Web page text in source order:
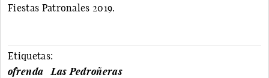
Fiestas Patronales 2019.
Etiquetas:
ofrenda
Las Pedroñeras